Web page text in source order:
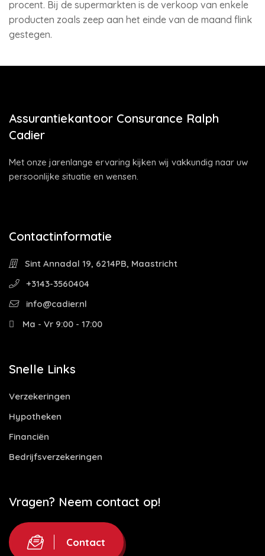
procent. Bij de supermarkten is de verkoop van enkele
producten zoals zeep aan het einde van de maand flink
gestegen.
Assurantiekantoor Consurance Ralph
Cadier
Met onze jarenlange ervaring kijken wij vakkundig naar uw
persoonlijke situatie en wensen.
Contactinformatie
Sint Annadal 19, 6214PB, Maastricht
+3143-3560404
info@cadier.nl
Ma - Vr 9:00 - 17:00
Snelle Links
Verzekeringen
Hypotheken
Financiën
Bedrijfsverzekeringen
Vragen? Neem contact op!
Contact